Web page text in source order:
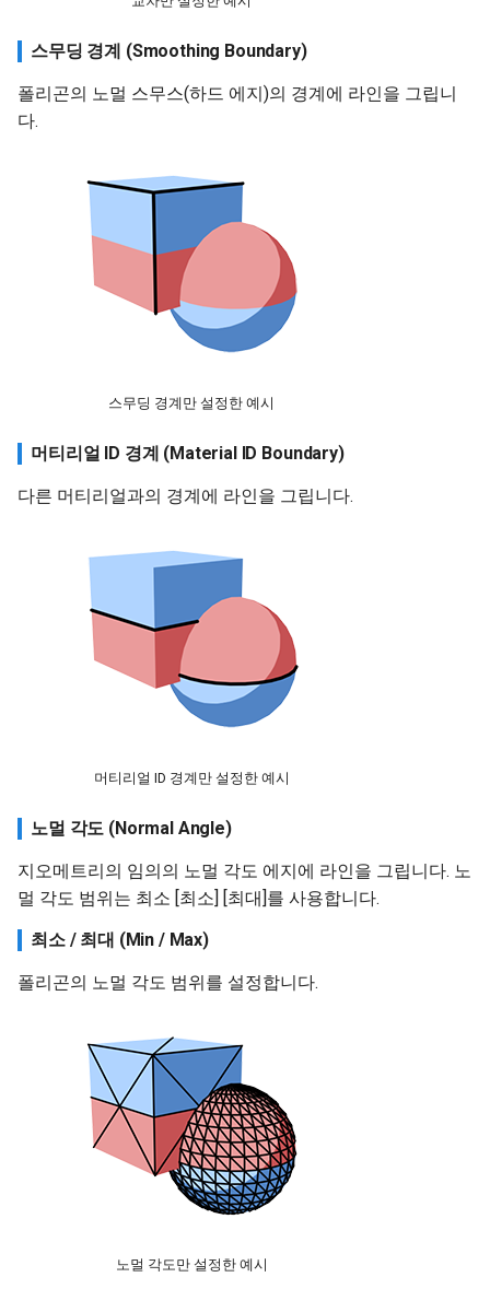
스무딩 경계 (Smoothing Boundary)
폴리곤의 노멀 스무스(하드 에지)의 경계에 라인을 그립니
다.
스무딩 경계만 설정한 예시
머티리얼 ID 경계 (Material ID Boundary)
다른 머티리얼과의 경계에 라인을 그립니다.
머티리얼 ID 경계만 설정한 예시
노멀 각도 (Normal Angle)
지오메트리의 임의의 노멀 각도 에지에 라인을 그립니다. 노
멀 각도 범위는 최소 [최소] [최대]를 사용합니다.
최소 / 최대 (Min / Max)
폴리곤의 노멀 각도 범위를 설정합니다.
노멀 각도만 설정한 예시